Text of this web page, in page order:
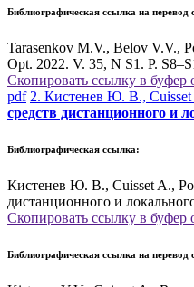
Библиографическая ссылка на перевод
Tarasenkov M.V., Belov V.V.,
Opt. 2022. V. 35, N S1. P.
Скопировать ссылку в буфер
pdf 2. Кистенев Ю. В.,
средств дистанционного и
Библиографическая ссылка:
Кистенев Ю. В., Cuisset A.,
дистанционного и
Скопировать ссылку в буфер
Библиографическая ссылка на перевод